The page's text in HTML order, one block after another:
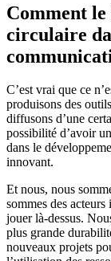
Comment
circulaire
C’est vrai que ce
produisons des
diffusons d’une
possibilité d’avoir
dans le
innovant.
Et nous, nous
sommes des
jouer là-dessus.
plus grande
nouveaux projets